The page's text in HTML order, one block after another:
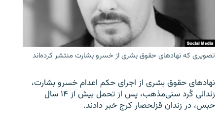
تصویری که نهادهای حقوق بشری از خسرو بشارت منتشر کرده‌اند
نهادهای حقوق بشری از اجرای حکم اعدام خسرو بشارت،
زندانی کُرد سنی‌مذهب، پس از تحمل بیش از ۱۴ سال
حبس، در زندان قزلحصار کرج خبر دادند.